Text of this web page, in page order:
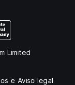
Limited
e Aviso legal